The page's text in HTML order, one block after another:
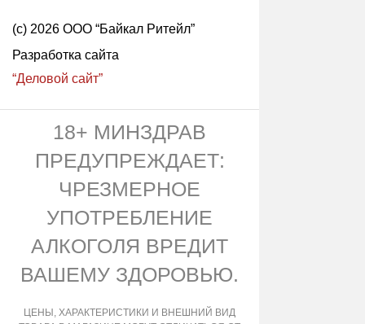
(с) 2026 ООО “Байкал Ритейл”
Разработка сайта
“Деловой сайт”
18+ МИНЗДРАВ
ПРЕДУПРЕЖДАЕТ:
ЧРЕЗМЕРНОЕ
УПОТРЕБЛЕНИЕ
АЛКОГОЛЯ ВРЕДИТ
ВАШЕМУ ЗДОРОВЬЮ.
ЦЕНЫ, ХАРАКТЕРИСТИКИ И ВНЕШНИЙ ВИД